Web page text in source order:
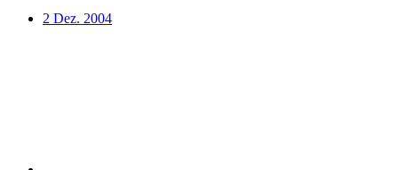
2 Dez. 2004